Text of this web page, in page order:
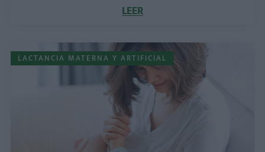
LEER
LACTANCIA MATERNA Y ARTIFICIAL